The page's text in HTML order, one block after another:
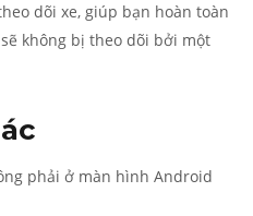
dõi xe, giúp bạn hoàn toàn
không bị theo dõi bởi một
phải ở màn hình Android